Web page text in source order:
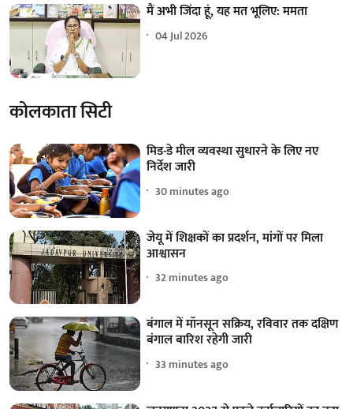
मैं अभी जिंदा हूं, यह मत भूलिए: ममता
04 Jul 2026
कोलकाता सिटी
मिड-डे मील व्यवस्था सुधारने के लिए नए
निर्देश जारी
30 minutes ago
जेयू में शिक्षकों का प्रदर्शन, मांगों पर मिला
आश्वासन
32 minutes ago
बंगाल में मॉनसून सक्रिय, रविवार तक दक्षिण
बंगाल बारिश रहेगी जारी
33 minutes ago